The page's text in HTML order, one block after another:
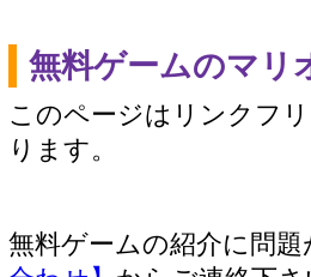
無料ゲームのマリ
このページはリンクフ
ります。
無料ゲームの紹介に問